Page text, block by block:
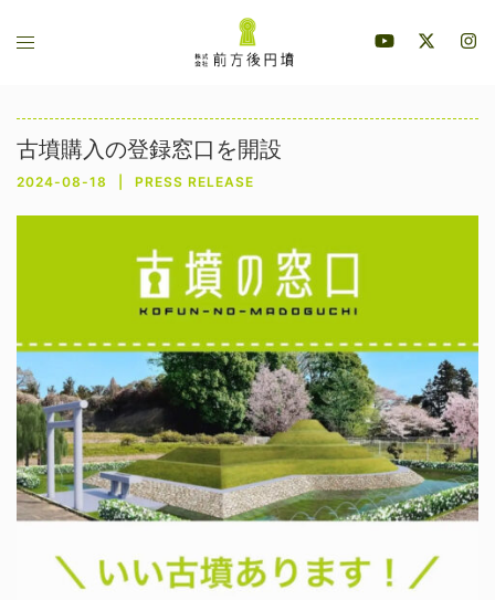
ト
ニ
ュ
ー
古墳購入の登録窓口を開設
2024-08-18 PRESS RELEASE